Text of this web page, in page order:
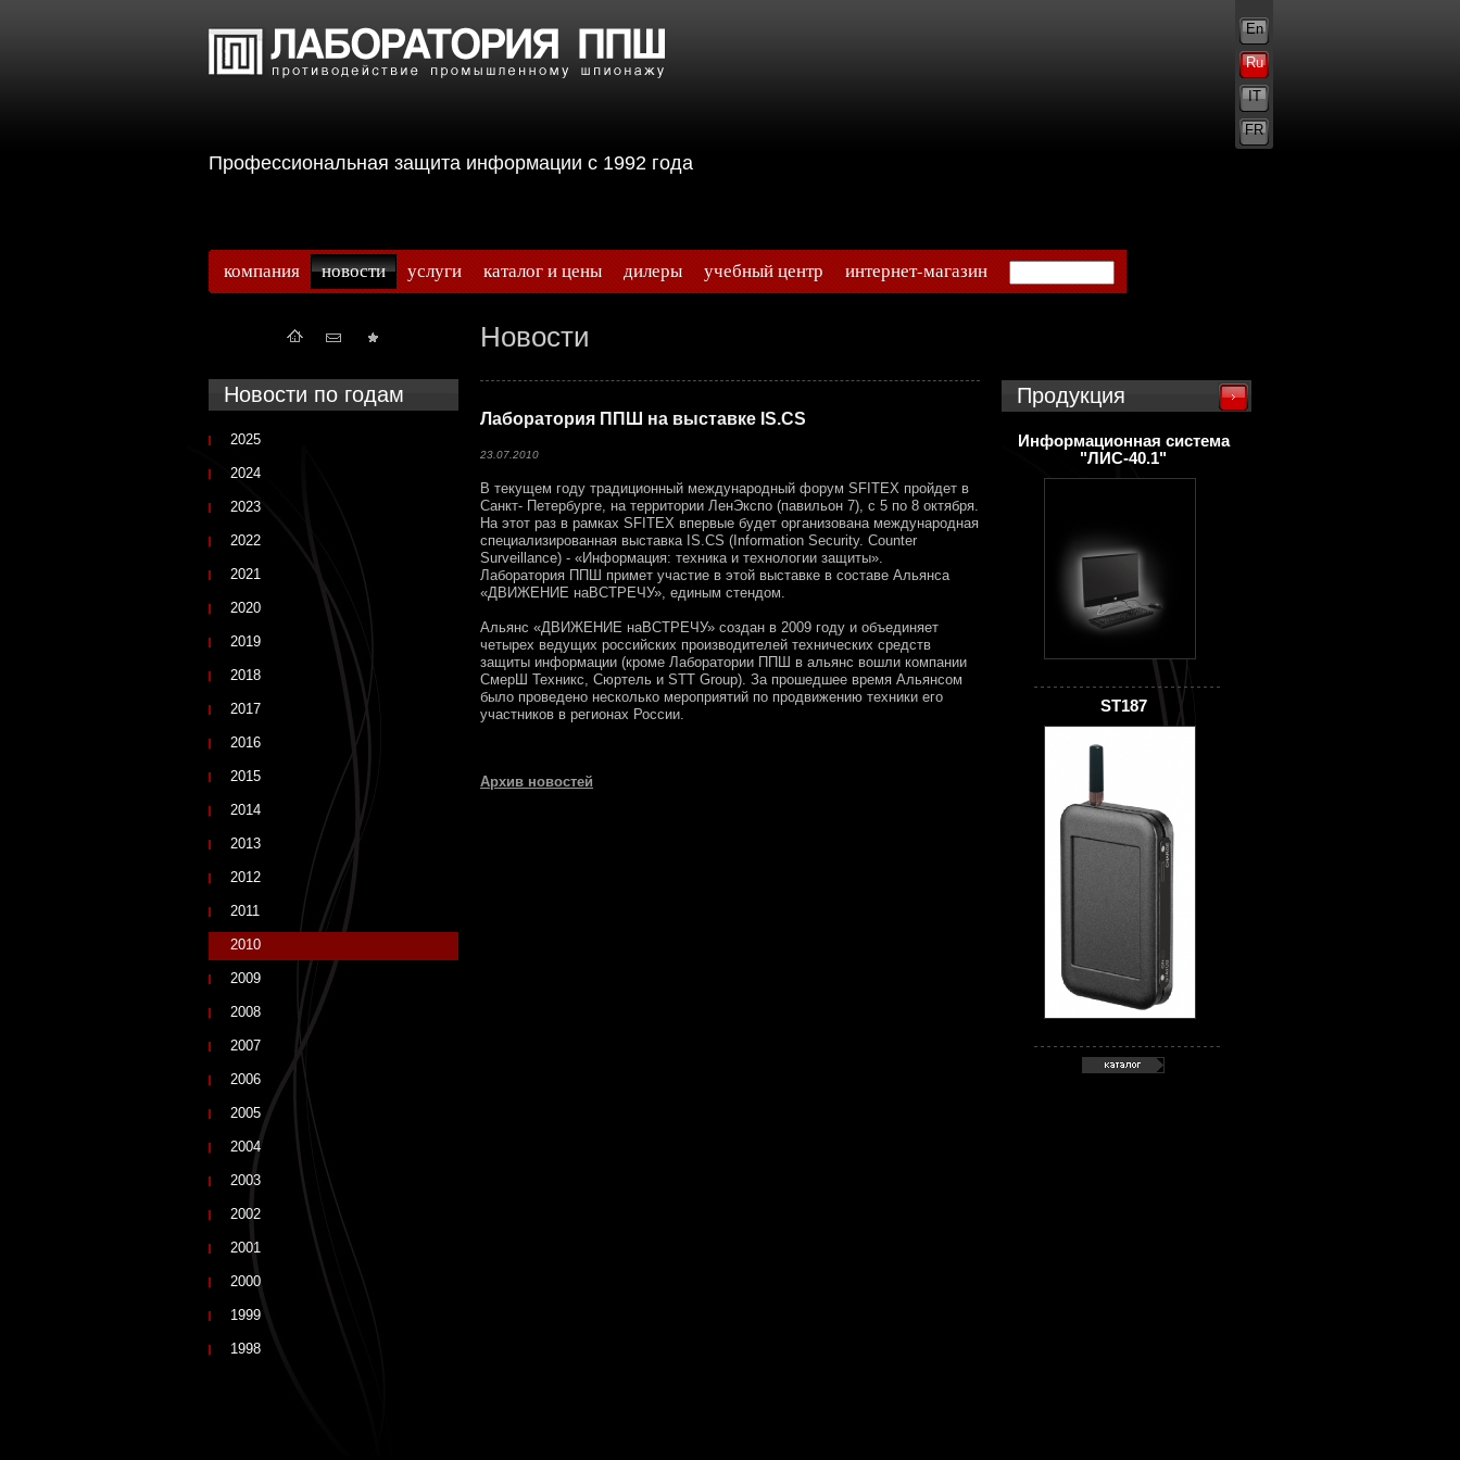
Профессиональная защита информации с 1992 года
En
Ru
IT
FR
компания новости услуги каталог и цены дилеры учебный центр интернет-магазин
Новости
Лаборатория ППШ на выставке IS.CS
23.07.2010
В текущем году традиционный международный форум SFITEX пройдет в
Санкт- Петербурге, на территории ЛенЭкспо (павильон 7), с 5 по 8 октября.
На этот раз в рамках SFITEX впервые будет организована международная
специализированная выставка IS.CS (Information Security. Counter
Surveillance) - «Информация: техника и технологии защиты».
Лаборатория ППШ примет участие в этой выставке в составе Альянса
«ДВИЖЕНИЕ наВСТРЕЧУ», единым стендом.
Альянс «ДВИЖЕНИЕ наВСТРЕЧУ» создан в 2009 году и объединяет
четырех ведущих российских производителей технических средств
защиты информации (кроме Лаборатории ППШ в альянс вошли компании
СмерШ Техникс, Сюртель и STT Group). За прошедшее время Альянсом
было проведено несколько мероприятий по продвижению техники его
участников в регионах России.
Архив новостей
Новости по годам
2025
2024
2023
2022
2021
2020
2019
2018
2017
2016
2015
2014
2013
2012
2011
2010
2009
2008
2007
2006
2005
2004
2003
2002
2001
2000
1999
1998
Продукция
Информационная система
"ЛИС-40.1"
ST187